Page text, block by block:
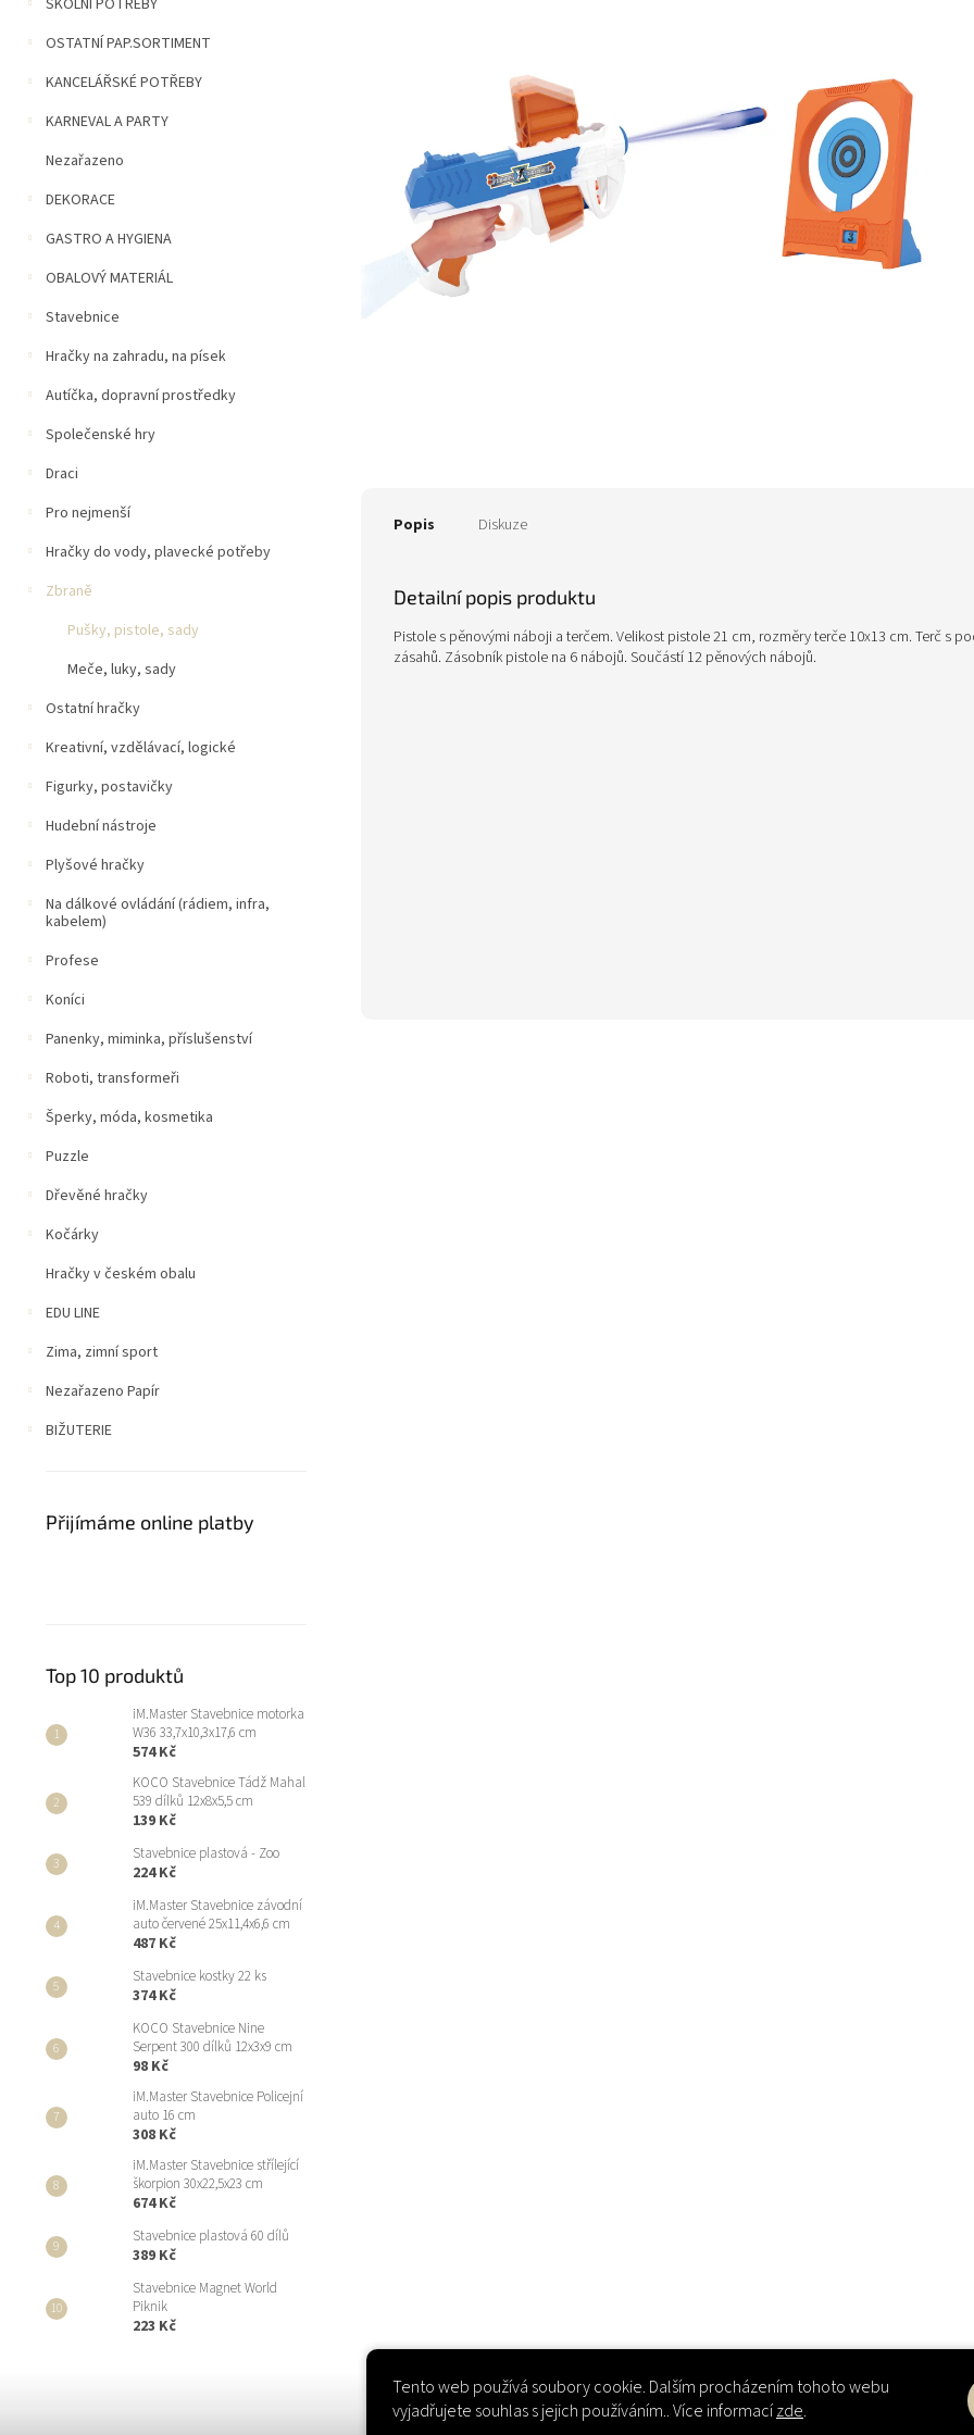
Tento web používá soubory cookie. Dalším procházením tohoto webu
vyjadřujete souhlas s jejich používáním.. Více informacízde.
p
a
e
ŠKOLNÍ POTŘEBY
OSTATNÍ PAP.SORTIMENT
KANCELÁŘSKÉ POTŘEBY
KARNEVAL A PARTY
Nezařazeno
DEKORACE
GASTRO A HYGIENA
OBALOVÝ MATERIÁL
Stavebnice
Hračky na zahradu, na písek
Autíčka, dopravní prostředky
Společenské hry
Draci
Pro nejmenší
Hračky do vody, plavecké potřeby
Zbraně
Pušky, pistole, sady
Meče, luky, sady
Ostatní hračky
Kreativní, vzdělávací, logické
Figurky, postavičky
Hudební nástroje
Plyšové hračky
Na dálkové ovládání (rádiem, infra,
kabelem)
Profese
Koníci
Panenky, miminka, příslušenství
Roboti, transformeři
Šperky, móda, kosmetika
Puzzle
Dřevěné hračky
Kočárky
Hračky v českém obalu
EDU LINE
Zima, zimní sport
Nezařazeno Papír
BIŽUTERIE
Přijímáme online platby
Top 10 produktů
iM.Master Stavebnice motorka
W36 33,7x10,3x17,6 cm
574 Kč
KOCO Stavebnice Tádž Mahal
539 dílků 12x8x5,5 cm
139 Kč
Stavebnice plastová - Zoo
224 Kč
iM.Master Stavebnice závodní
auto červené 25x11,4x6,6 cm
487 Kč
Stavebnice kostky 22 ks
374 Kč
KOCO Stavebnice Nine
Serpent 300 dílků 12x3x9 cm
98 Kč
iM.Master Stavebnice Policejní
auto 16 cm
308 Kč
iM.Master Stavebnice střílející
škorpion 30x22,5x23 cm
674 Kč
Stavebnice plastová 60 dílů
389 Kč
Stavebnice Magnet World
Piknik
223 Kč
Popis Diskuze
Detailní popis produktu
Pistole s pěnovými náboji a terčem. Velikost pistole 21 cm, rozměry terče 10x13 cm. Terč s
zásahů. Zásobník pistole na 6 nábojů. Součástí 12 pěnových nábojů.